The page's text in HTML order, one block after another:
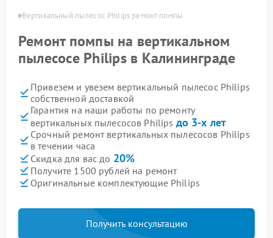
Вертикальный пылесос Philips ремонт помпы
Ремонт помпы на вертикальном
пылесосе Philips в Калининграде
Привезем и увезем вертикальный пылесос Philips
собственной доставкой
Гарантия на наши работы по ремонту
вертикальных пылесосов Philips до 3-х лет
Срочный ремонт вертикальных пылесосов Philips
в течении часа
Скидка для вас до 20%
Получите 1500 рублей на ремонт
Оригинальные комплектующие Philips
Получить консультацию